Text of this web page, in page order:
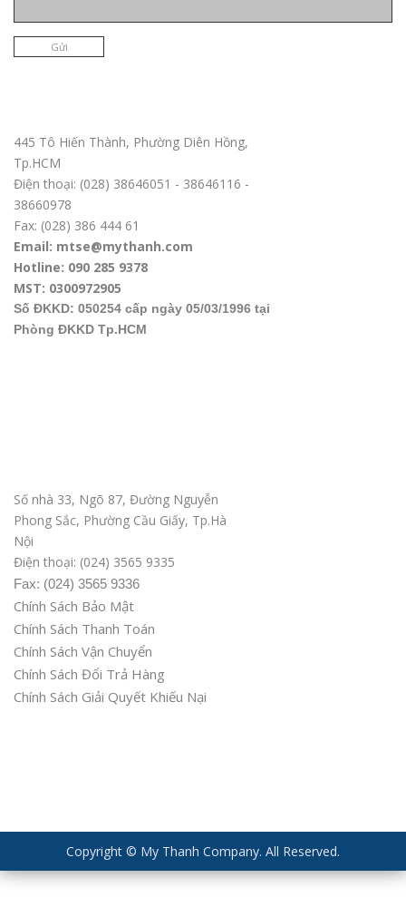
Gửi
445 Tô Hiến Thành, Phường Diên Hồng,
Tp.HCM
Điện thoại: (028) 38646051 - 38646116 -
38660978
Fax: (028) 386 444 61
Email: mtse@mythanh.com
Hotline: 090 285 9378
MST: 0300972905
Số ĐKKD: 050254 cấp ngày 05/03/1996 tại
Phòng ĐKKD Tp.HCM
Số nhà 33, Ngõ 87, Đường Nguyễn
Phong Sắc, Phường Cầu Giấy, Tp.Hà
Nội
Điện thoại: (024) 3565 9335
Fax: (024) 3565 9336
Chính Sách Bảo Mật
Chính Sách Thanh Toán
Chính Sách Vận Chuyển
Chính Sách Đổi Trả Hàng
Chính Sách Giải Quyết Khiếu Nại
Copyright © My Thanh Company. All Reserved.